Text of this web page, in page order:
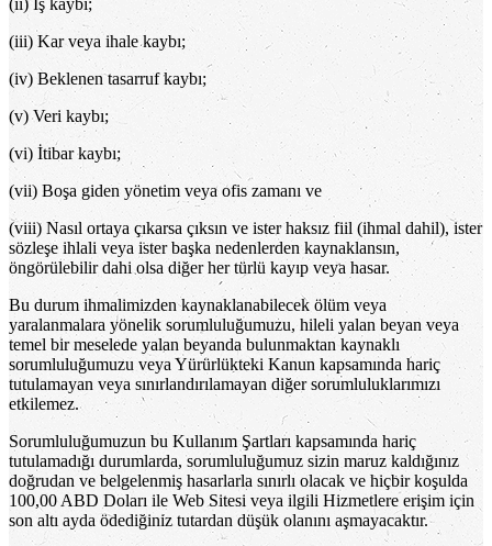
(iii) Kar veya ihale kaybı;
(iv) Beklenen tasarruf kaybı;
(v) Veri kaybı;
(vi) İtibar kaybı;
(vii) Boşa giden yönetim veya ofis zamanı ve
(viii) Nasıl ortaya çıkarsa çıksın ve ister haksız fiil (ihmal dahil), ister
sözleşe ihlali veya ister başka nedenlerden kaynaklansın,
öngörülebilir dahi olsa diğer her türlü kayıp veya hasar.
Bu durum ihmalimizden kaynaklanabilecek ölüm veya
yaralanmalara yönelik sorumluluğumuzu, hileli yalan beyan veya
temel bir meselede yalan beyanda bulunmaktan kaynaklı
sorumluluğumuzu veya Yürürlükteki Kanun kapsamında hariç
tutulamayan veya sınırlandırılamayan diğer sorumluluklarımızı
etkilemez.
Sorumluluğumuzun bu Kullanım Şartları kapsamında hariç
tutulamadığı durumlarda, sorumluluğumuz sizin maruz kaldığınız
doğrudan ve belgelenmiş hasarlarla sınırlı olacak ve hiçbir koşulda
100,00 ABD Doları ile Web Sitesi veya ilgili Hizmetlere erişim için
son altı ayda ödediğiniz tutardan düşük olanını aşmayacaktır.